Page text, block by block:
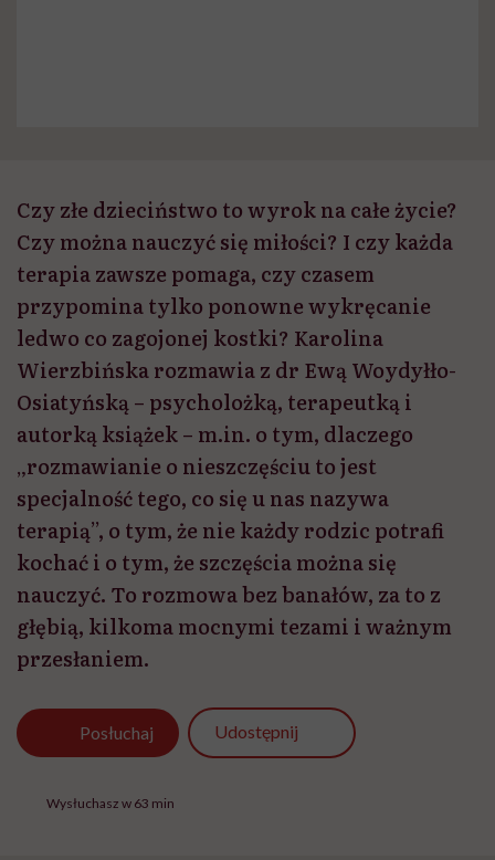
Czy złe dzieciństwo to wyrok na całe życie?
Czy można nauczyć się miłości? I czy każda
terapia zawsze pomaga, czy czasem
przypomina tylko ponowne wykręcanie
ledwo co zagojonej kostki? Karolina
Wierzbińska rozmawia z dr Ewą Woydyłło-
Osiatyńską – psycholożką, terapeutką i
autorką książek – m.in. o tym, dlaczego
„rozmawianie o nieszczęściu to jest
specjalność tego, co się u nas nazywa
terapią”, o tym, że nie każdy rodzic potrafi
kochać i o tym, że szczęścia można się
nauczyć. To rozmowa bez banałów, za to z
głębią, kilkoma mocnymi tezami i ważnym
przesłaniem.
Posłuchaj Udostępnij
Wysłuchasz w 63 min